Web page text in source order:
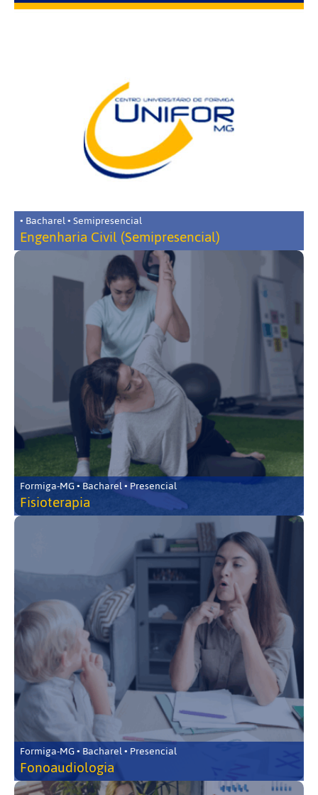
• Bacharel • Semipresencial
Engenharia Civil (Semipresencial)
Formiga-MG • Bacharel • Presencial
Fisioterapia
Formiga-MG • Bacharel • Presencial
Fonoaudiologia